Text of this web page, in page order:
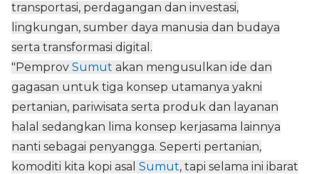
transportasi, perdagangan dan investasi,
lingkungan, sumber daya manusia dan budaya
serta transformasi digital.
"Pemprov Sumut akan mengusulkan ide dan
gagasan untuk tiga konsep utamanya yakni
pertanian, pariwisata serta produk dan layanan
halal sedangkan lima konsep kerjasama lainnya
nanti sebagai penyangga. Seperti pertanian,
komoditi kita kopi asal Sumut, tapi selama ini ibarat